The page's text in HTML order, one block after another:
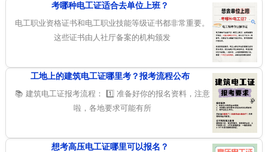
考哪种电工证适合去单位上班？
电工职业资格证书和电工职业技能等级证书都非常重要。
这些证书由人社厅备案的机构颁发
工地上的建筑电工证哪里考？报考流程公布
📚 建筑电工证报考流程： 1️⃣ 准备好你的报名资料，注意
啦，各地要求可能有所
想考高压电工证哪里可以报名？